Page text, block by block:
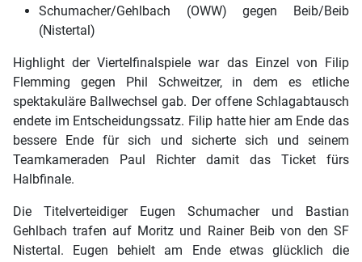
Schumacher/Gehlbach (OWW) gegen Beib/Beib
(Nistertal)
Highlight der Viertelfinalspiele war das Einzel von Filip
Flemming gegen Phil Schweitzer, in dem es etliche
spektakuläre Ballwechsel gab. Der offene Schlagabtausch
endete im Entscheidungssatz. Filip hatte hier am Ende das
bessere Ende für sich und sicherte sich und seinem
Teamkameraden Paul Richter damit das Ticket fürs
Halbfinale.
Die Titelverteidiger Eugen Schumacher und Bastian
Gehlbach trafen auf Moritz und Rainer Beib von den SF
Nistertal. Eugen behielt am Ende etwas glücklich die